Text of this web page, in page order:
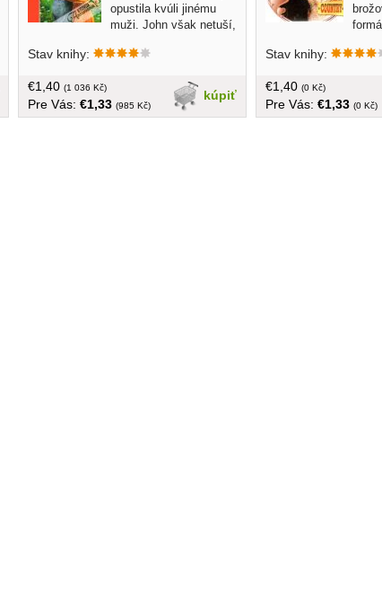
opustila kvúli jinému
muži. John však netuší,
malý formát, brožovaná, 150 strán
Stav knihy:
kúpiť
€1,40 (1 036 Kč)
Pre Vás: €1,33 (985 Kč)
Stav knihy:
€1,40 (0 Kč)
Pre Vás: €1,33 (0 Kč)